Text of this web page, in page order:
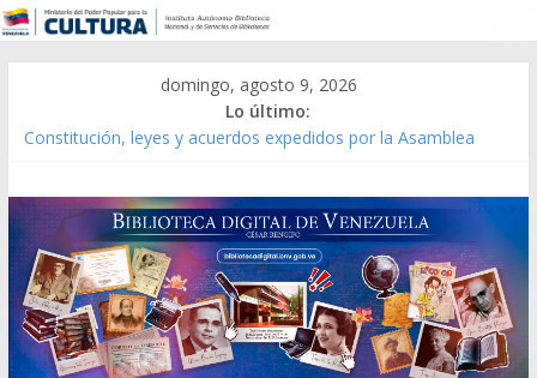
domingo, agosto 9, 2026
Lo último:
Constitución, leyes y acuerdos expedidos por la Asamblea
Modesta Bor Sánchez [material gráfico]
Gaceta Oficial de la República de Venezuela año CXXXIII Mes V,
Caracas 09 de marzo de 2006 N° 38.394
Catálogo temático de obras de Modesta Bor